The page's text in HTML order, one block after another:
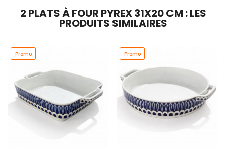
2 PLATS À FOUR PYREX 31X20 CM : LES
PRODUITS SIMILAIRES
Promo Promo